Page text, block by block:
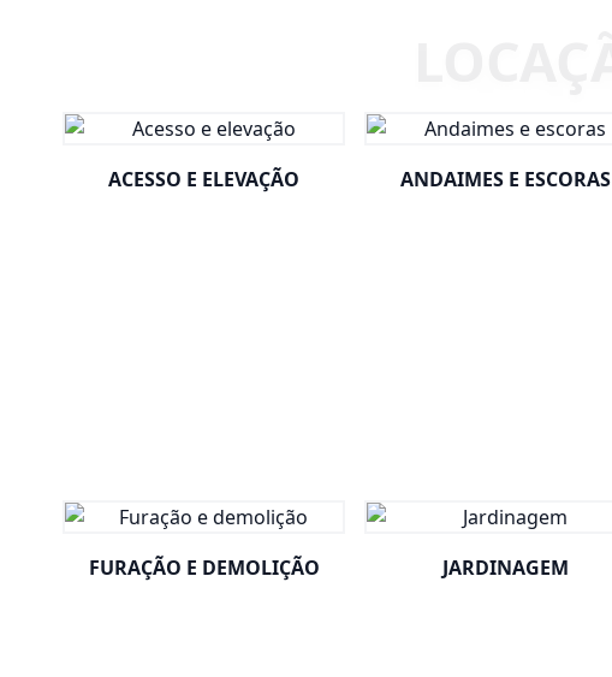
ACESSO E ELEVAÇÃO ANDAIMES E ESCORAS
FURAÇÃO E DEMOLIÇÃO JARDINAGEM